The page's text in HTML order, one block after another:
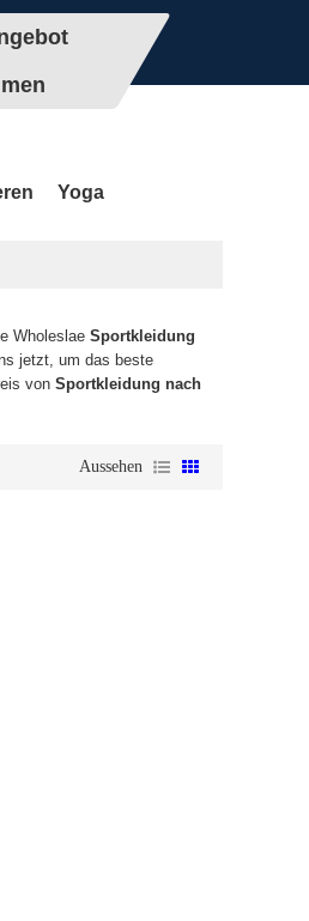
Yoga
Wholeslae Sportkleidung
jetzt, um das beste
von Sportkleidung nach
Aussehen